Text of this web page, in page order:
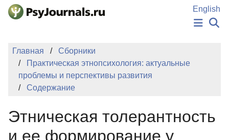
Перейти к основному содержанию
English
НОВОСТИ
ПОДАТЬ РУКОПИСЬ
Регистрация
Вход
Главная
Сборники
Практическая этнопсихология: актуальные
проблемы и перспективы развития
Содержание
Этническая толерантность
и ее формирование у